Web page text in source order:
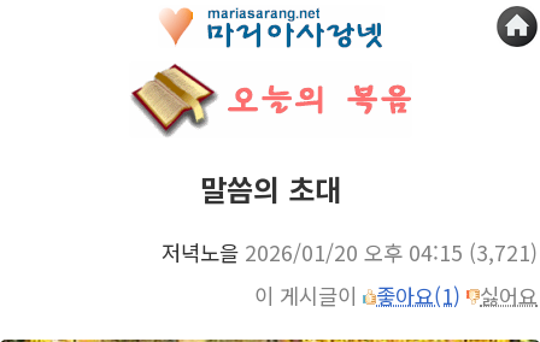
말씀의 초대
저녁노을 2026/01/20 오후 04:15 (3,721)
이 게시글이
좋아요(1) 싫어요